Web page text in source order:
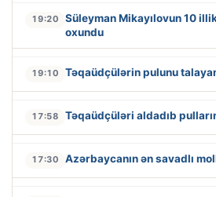
19:20
Süleyman Mikayılovun 10
oxundu
19:10 Təqaüdçülərin pulunu
17:58 Təqaüdçüləri aldadıb
17:30 Azərbaycanın ən savadlı